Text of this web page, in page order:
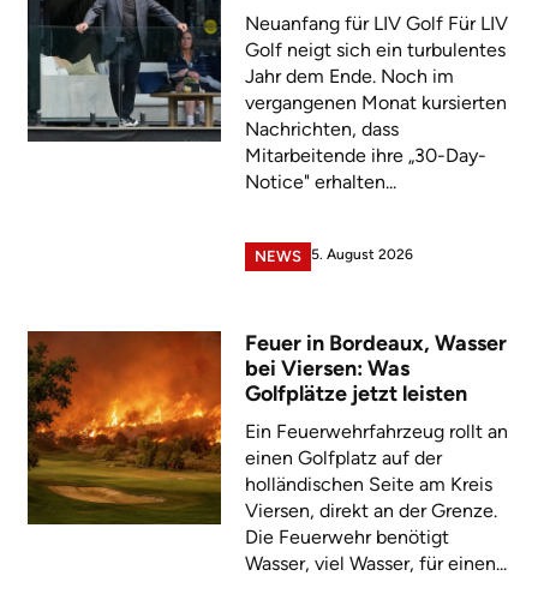
Neuanfang für LIV Golf Für LIV
Golf neigt sich ein turbulentes
Jahr dem Ende. Noch im
vergangenen Monat kursierten
Nachrichten, dass
Mitarbeitende ihre „30-Day-
Notice" erhalten...
NEWS 5. August 2026
Feuer in Bordeaux, Wasser
bei Viersen: Was
Golfplätze jetzt leisten
Ein Feuerwehrfahrzeug rollt an
einen Golfplatz auf der
holländischen Seite am Kreis
Viersen, direkt an der Grenze.
Die Feuerwehr benötigt
Wasser, viel Wasser, für einen...